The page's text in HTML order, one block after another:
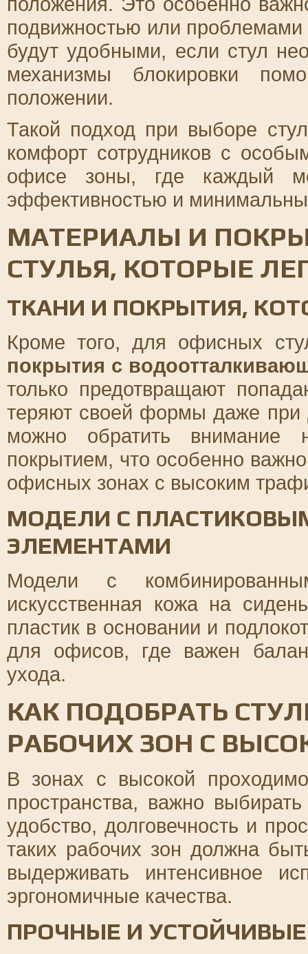
подвижностью или
будут удобными, если стул
механизмы блокировки
положении.
Такой подход при выборе
комфорт сотрудников с
офисе зоны, где каждый
эффективностью и
МАТЕРИАЛЫ И
СТУЛЬЯ, КОТОРЫЕ
ТКАНИ И ПОКРЫТИЯ,
Кроме того, для офисных
покрытия с
только предотвращают
теряют своей формы даже при
можно обратить внимание
покрытием, что особенно
офисных зонах с высоким
МОДЕЛИ С
ЭЛЕМЕНТАМИ
Модели с
искусственная кожа на
пластик в основании и
для офисов, где важен
ухода.
КАК ПОДОБРАТЬ
РАБОЧИХ ЗОН С
В зонах с высокой
пространства, важно
удобство, долговечность и
таких рабочих зон должна
выдерживать интенсивное
эргономичные качества.
ПРОЧНЫЕ И